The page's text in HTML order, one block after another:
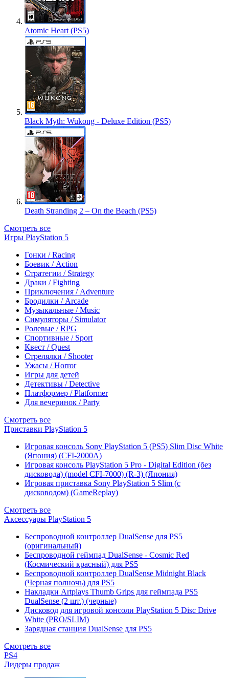
Atomic Heart (PS5)
Black Myth: Wukong - Deluxe Edition (PS5)
Death Stranding 2 – On the Beach (PS5)
Смотреть все
Игры PlayStation 5
Гонки / Racing
Боевик / Action
Стратегии / Strategy
Драки / Fighting
Приключения / Adventure
Бродилки / Arcade
Музыкальные / Music
Симуляторы / Simulator
Ролевые / RPG
Спортивные / Sport
Квест / Quest
Стрелялки / Shooter
Ужасы / Horror
Игры для детей
Детективы / Detective
Платформер / Platformer
Для вечеринок / Party
Смотреть все
Приставки PlayStation 5
Игровая консоль Sony PlayStation 5 (PS5) Slim Disc White
(Япония) (CFI-2000A)
Игровая консоль PlayStation 5 Pro - Digital Edition (без
дисковода) (model CFI-7000) (R-3) (Япония)
Игровая приставка Sony PlayStation 5 Slim (с
дисководом) (GameReplay)
Смотреть все
Аксессуары PlayStation 5
Беспроводной контроллер DualSense для PS5
(оригинальный)
Беспроводной геймпад DualSense - Cosmic Red
(Космический красный) для PS5
Беспроводной контроллер DualSense Midnight Black
(Черная полночь) для PS5
Накладки Artplays Thumb Grips для геймпада PS5
DualSense (2 шт.) (черные)
Дисковод для игровой консоли PlayStation 5 Disc Drive
White (PRO/SLIM)
Зарядная станция DualSense для PS5
Смотреть все
PS4
Лидеры продаж